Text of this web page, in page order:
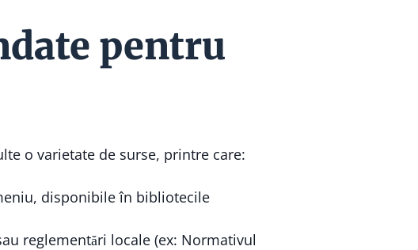
pentru
o varietate de surse, printre care:
disponibile în bibliotecile
reglementări locale (ex: Normativul